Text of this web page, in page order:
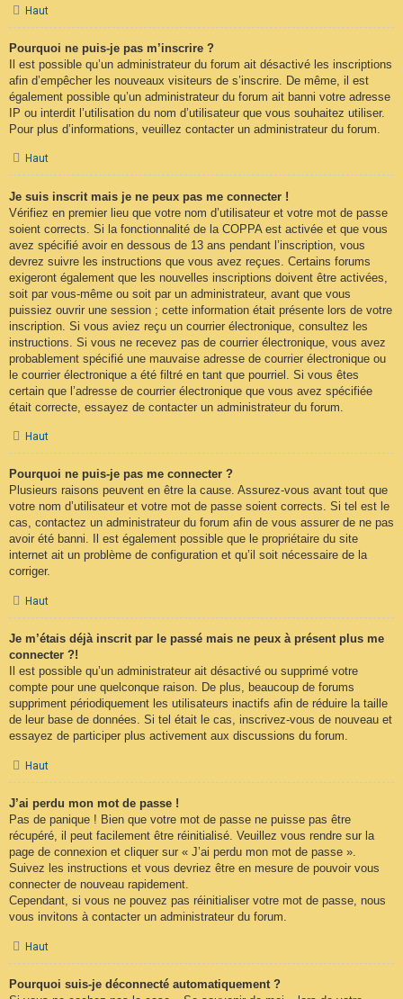
Haut
Pourquoi ne puis-je pas m’inscrire ?
Il est possible qu’un administrateur du forum ait désactivé les inscriptions
afin d’empêcher les nouveaux visiteurs de s’inscrire. De même, il est
également possible qu’un administrateur du forum ait banni votre adresse
IP ou interdit l’utilisation du nom d’utilisateur que vous souhaitez utiliser.
Pour plus d’informations, veuillez contacter un administrateur du forum.
Haut
Je suis inscrit mais je ne peux pas me connecter !
Vérifiez en premier lieu que votre nom d’utilisateur et votre mot de passe
soient corrects. Si la fonctionnalité de la COPPA est activée et que vous
avez spécifié avoir en dessous de 13 ans pendant l’inscription, vous
devrez suivre les instructions que vous avez reçues. Certains forums
exigeront également que les nouvelles inscriptions doivent être activées,
soit par vous-même ou soit par un administrateur, avant que vous
puissiez ouvrir une session ; cette information était présente lors de votre
inscription. Si vous aviez reçu un courrier électronique, consultez les
instructions. Si vous ne recevez pas de courrier électronique, vous avez
probablement spécifié une mauvaise adresse de courrier électronique ou
le courrier électronique a été filtré en tant que pourriel. Si vous êtes
certain que l’adresse de courrier électronique que vous avez spécifiée
était correcte, essayez de contacter un administrateur du forum.
Haut
Pourquoi ne puis-je pas me connecter ?
Plusieurs raisons peuvent en être la cause. Assurez-vous avant tout que
votre nom d’utilisateur et votre mot de passe soient corrects. Si tel est le
cas, contactez un administrateur du forum afin de vous assurer de ne pas
avoir été banni. Il est également possible que le propriétaire du site
internet ait un problème de configuration et qu’il soit nécessaire de la
corriger.
Haut
Je m’étais déjà inscrit par le passé mais ne peux à présent plus me
connecter ?!
Il est possible qu’un administrateur ait désactivé ou supprimé votre
compte pour une quelconque raison. De plus, beaucoup de forums
suppriment périodiquement les utilisateurs inactifs afin de réduire la taille
de leur base de données. Si tel était le cas, inscrivez-vous de nouveau et
essayez de participer plus activement aux discussions du forum.
Haut
J’ai perdu mon mot de passe !
Pas de panique ! Bien que votre mot de passe ne puisse pas être
récupéré, il peut facilement être réinitialisé. Veuillez vous rendre sur la
page de connexion et cliquer sur « J’ai perdu mon mot de passe ».
Suivez les instructions et vous devriez être en mesure de pouvoir vous
connecter de nouveau rapidement.
Cependant, si vous ne pouvez pas réinitialiser votre mot de passe, nous
vous invitons à contacter un administrateur du forum.
Haut
Pourquoi suis-je déconnecté automatiquement ?